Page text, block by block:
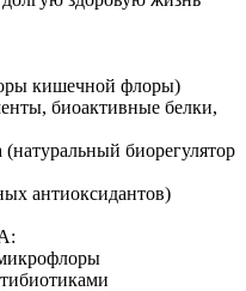
кишечной флоры)
биоактивные белки,
биорегулятор
антиоксидантов)